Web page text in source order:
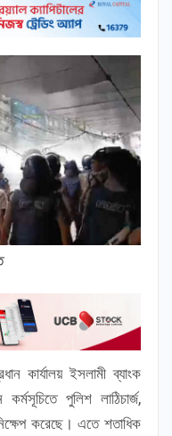
কার্যালয় ইসলামী ব্যাংক
পুলিশ লাঠিচার্জ,
করেছে। এতে শতাধিক